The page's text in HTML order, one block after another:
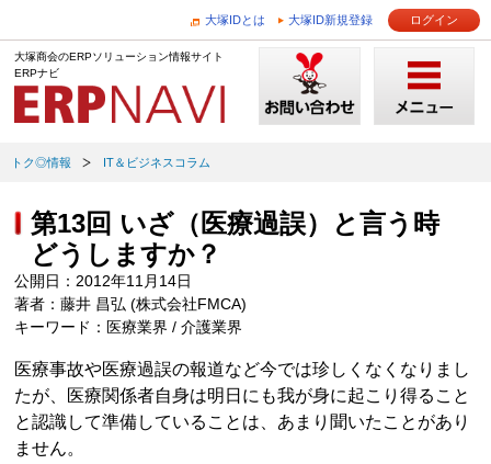
大塚IDとは 大塚ID新規登録 ログイン
大塚商会のERPソリューション情報サイト
ERPナビ
トク◎情報 IT＆ビジネスコラム
第13回 いざ（医療過誤）と言う時
どうしますか？
公開日：2012年11月14日
著者：藤井 昌弘 (株式会社FMCA)
キーワード：医療業界 / 介護業界
医療事故や医療過誤の報道など今では珍しくなくなりまし
たが、医療関係者自身は明日にも我が身に起こり得ること
と認識して準備していることは、あまり聞いたことがあり
ません。